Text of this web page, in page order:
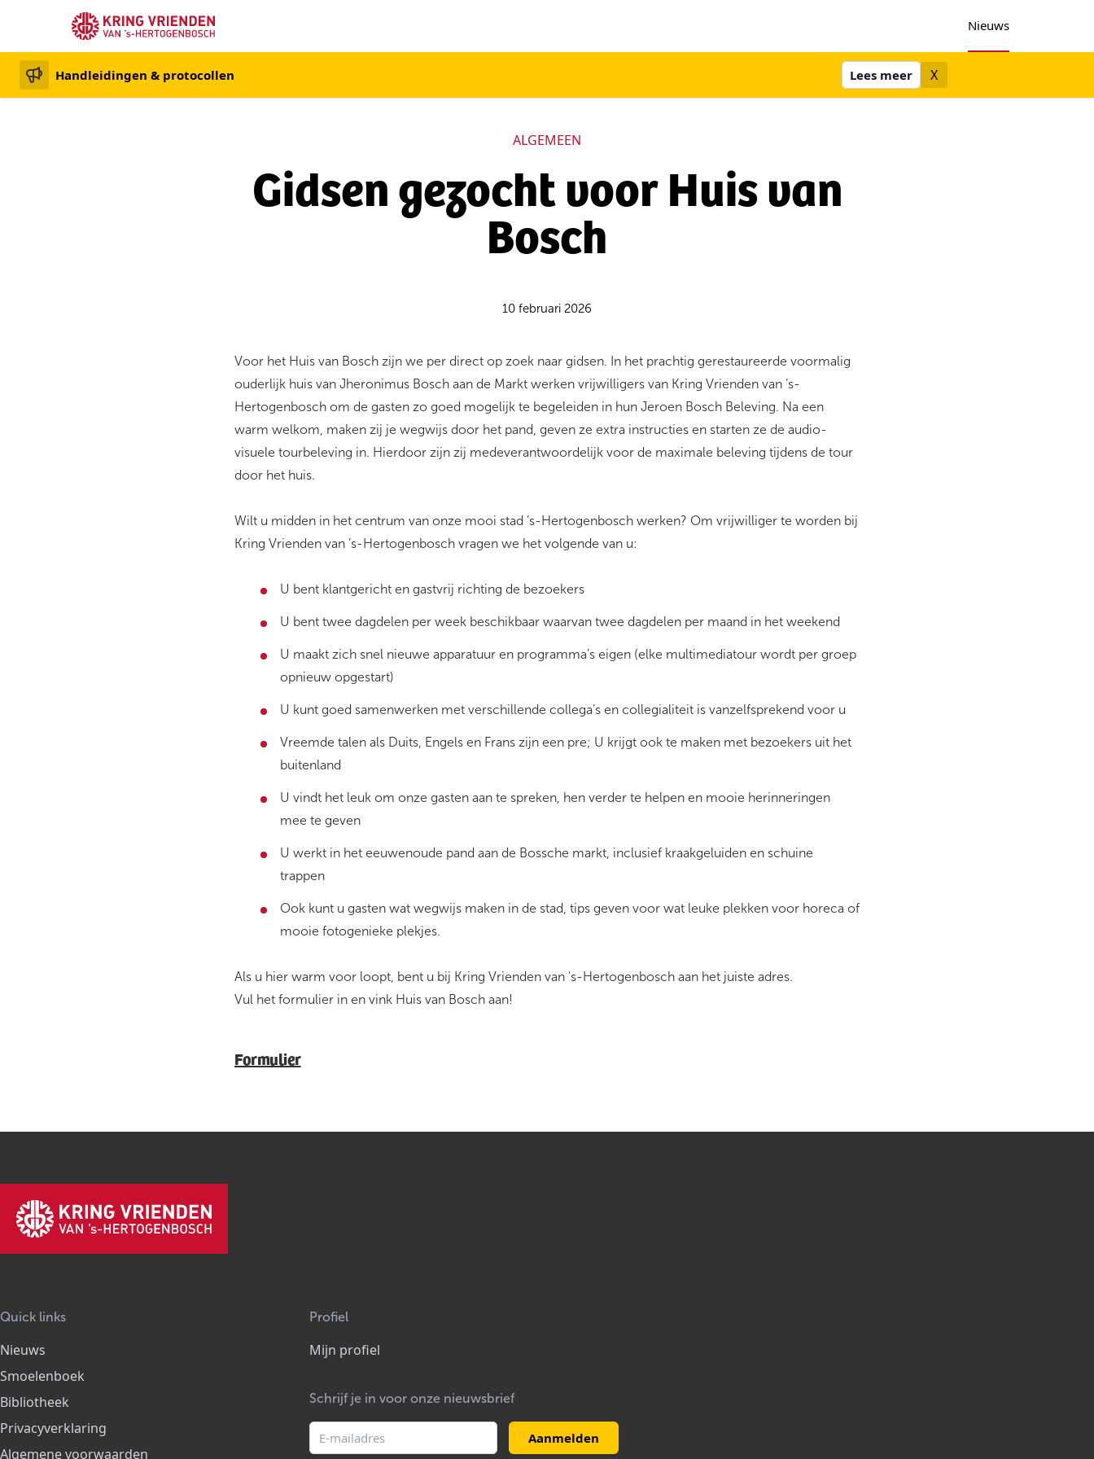
Nieuws
Handleidingen & protocollen Lees meer X
ALGEMEEN
Gidsen gezocht voor Huis van
Bosch
10 februari 2026
Voor het Huis van Bosch zijn we per direct op zoek naar gidsen. In het prachtig gerestaureerde voormalig
ouderlijk huis van Jheronimus Bosch aan de Markt werken vrijwilligers van Kring Vrienden van ’s-
Hertogenbosch om de gasten zo goed mogelijk te begeleiden in hun Jeroen Bosch Beleving. Na een
warm welkom, maken zij je wegwijs door het pand, geven ze extra instructies en starten ze de audio-
visuele tourbeleving in. Hierdoor zijn zij medeverantwoordelijk voor de maximale beleving tijdens de tour
door het huis.
Wilt u midden in het centrum van onze mooi stad ’s-Hertogenbosch werken? Om vrijwilliger te worden bij
Kring Vrienden van ’s-Hertogenbosch vragen we het volgende van u:
U bent klantgericht en gastvrij richting de bezoekers
U bent twee dagdelen per week beschikbaar waarvan twee dagdelen per maand in het weekend
U maakt zich snel nieuwe apparatuur en programma’s eigen (elke multimediatour wordt per groep
opnieuw opgestart)
U kunt goed samenwerken met verschillende collega’s en collegialiteit is vanzelfsprekend voor u
Vreemde talen als Duits, Engels en Frans zijn een pre; U krijgt ook te maken met bezoekers uit het
buitenland
U vindt het leuk om onze gasten aan te spreken, hen verder te helpen en mooie herinneringen
mee te geven
U werkt in het eeuwenoude pand aan de Bossche markt, inclusief kraakgeluiden en schuine
trappen
Ook kunt u gasten wat wegwijs maken in de stad, tips geven voor wat leuke plekken voor horeca of
mooie fotogenieke plekjes.
Als u hier warm voor loopt, bent u bij Kring Vrienden van 's-Hertogenbosch aan het juiste adres.
Vul het formulier in en vink Huis van Bosch aan!
Formulier
Quick links
Nieuws
Smoelenboek
Bibliotheek
Privacyverklaring
Algemene voorwaarden
Profiel
Mijn profiel
Schrijf je in voor onze nieuwsbrief
Aanmelden